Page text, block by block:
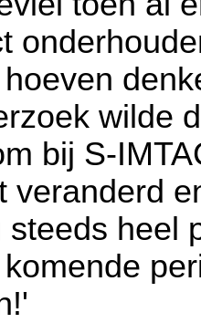
wilde
bij S-
veranderd
heel